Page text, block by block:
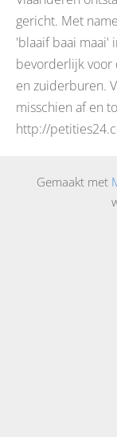
gericht. Met
'blaaif baai maai'
bevorderlijk voor
en zuiderburen.
misschien af en
http://
Gemaakt met